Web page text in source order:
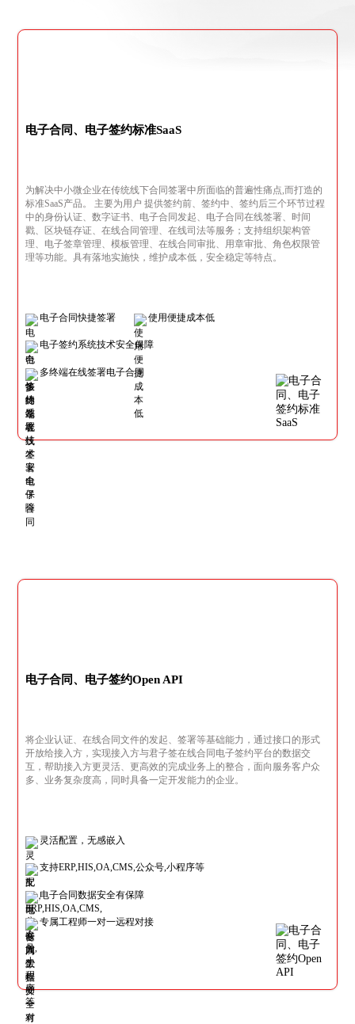
电子合同、电子签约标准SaaS
为解决中小微企业在传统线下合同签署中所面临的普遍性痛点,而打造的
标准SaaS产品。 主要为用户 提供签约前、签约中、签约后三个环节过程
中的身份认证、数字证书、电子合同发起、电子合同在线签署、时间
戳、区块链存证、在线合同管理、在线司法等服务；支持组织架构管
理、电子签章管理、模板管理、在线合同审批、用章审批、角色权限管
理等功能。具有落地实施快，维护成本低，安全稳定等特点。
电子合同快捷签署 使用便捷成本低
电子签约系统技术安全保障
多终端在线签署电子合同
电子合同、电子签约Open API
将企业认证、在线合同文件的发起、签署等基础能力，通过接口的形式
开放给接入方，实现接入方与君子签在线合同电子签约平台的数据交
互，帮助接入方更灵活、更高效的完成业务上的整合，面向服务客户众
多、业务复杂度高，同时具备一定开发能力的企业。
灵活配置，无感嵌入
支持ERP,HIS,OA,CMS,公众号,小程序等
电子合同数据安全有保障
专属工程师一对一远程对接